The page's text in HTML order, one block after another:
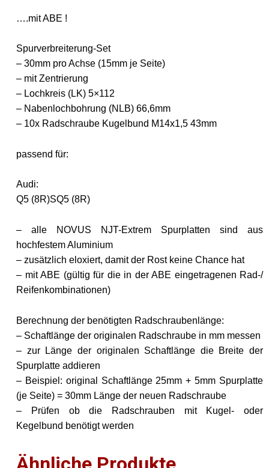
….mit ABE !
Spurverbreiterung-Set
– 30mm pro Achse (15mm je Seite)
– mit Zentrierung
– Lochkreis (LK) 5×112
– Nabenlochbohrung (NLB) 66,6mm
– 10x Radschraube Kugelbund M14x1,5 43mm
passend für:
Audi:
Q5 (8R)SQ5 (8R)
– alle NOVUS NJT-Extrem Spurplatten sind aus
hochfestem Aluminium
– zusätzlich eloxiert, damit der Rost keine Chance hat
– mit ABE (gültig für die in der ABE eingetragenen Rad-/
Reifenkombinationen)
Berechnung der benötigten Radschraubenlänge:
– Schaftlänge der originalen Radschraube in mm messen
– zur Länge der originalen Schaftlänge die Breite der
Spurplatte addieren
– Beispiel: original Schaftlänge 25mm + 5mm Spurplatte
(je Seite) = 30mm Länge der neuen Radschraube
– Prüfen ob die Radschrauben mit Kugel- oder
Kegelbund benötigt werden